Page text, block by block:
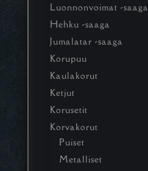
Luonnonvoimat -saaga
Hehku -saaga
Jumalatar -saaga
Korupuu
Kaulakorut
Ketjut
Korusetit
Korvakorut
Puiset
Metalliset